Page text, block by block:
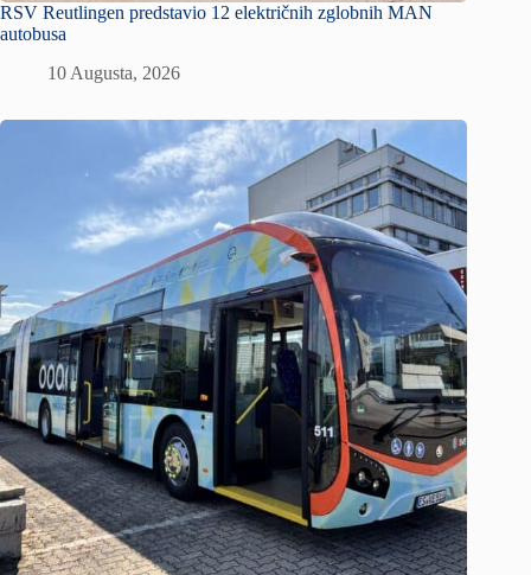
RSV Reutlingen predstavio 12 električnih zglobnih MAN
autobusa
10 Augusta, 2026